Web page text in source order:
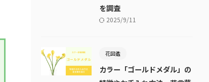
を調査
2025/9/11
花図鑑
カラー「ゴールドメダル」の